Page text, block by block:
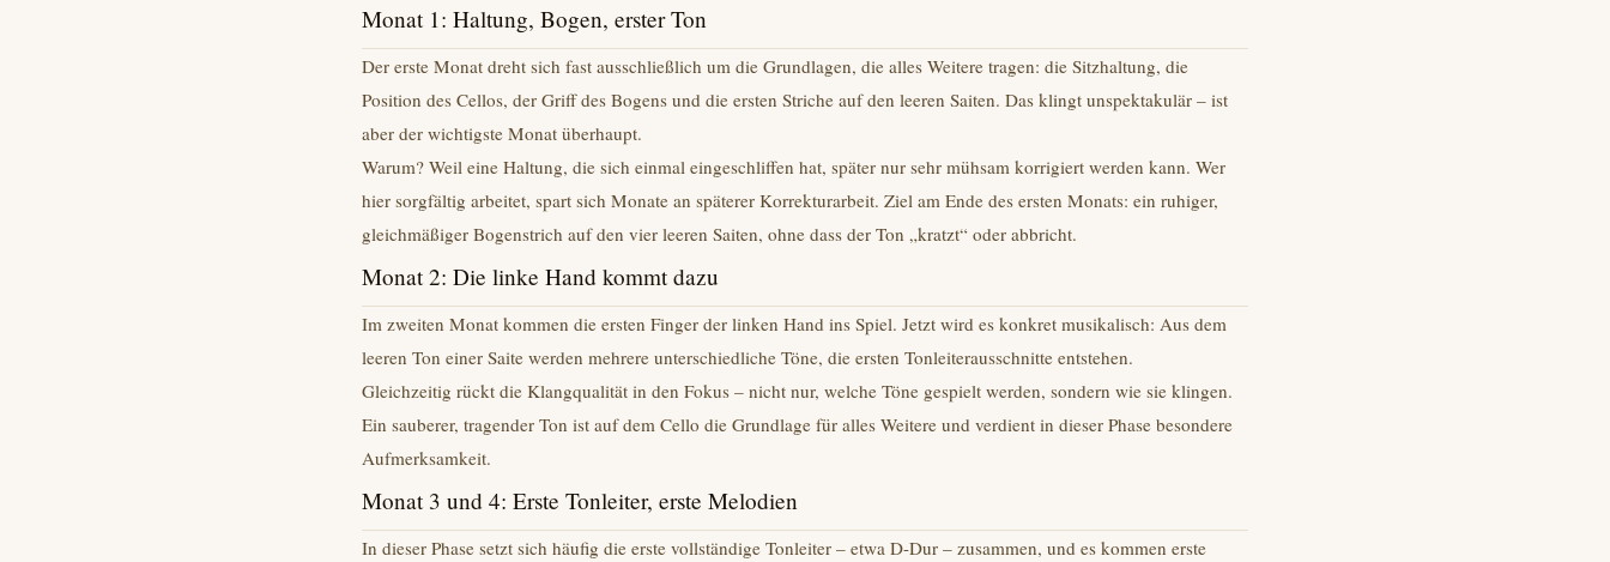
Monat 1: Haltung, Bogen, erster Ton
Der erste Monat dreht sich fast ausschließlich um die Grundlagen, die alles Weitere tragen: die Sitzhaltung, die
Position des Cellos, der Griff des Bogens und die ersten Striche auf den leeren Saiten. Das klingt unspektakulär – ist
aber der wichtigste Monat überhaupt.
Warum? Weil eine Haltung, die sich einmal eingeschliffen hat, später nur sehr mühsam korrigiert werden kann. Wer
hier sorgfältig arbeitet, spart sich Monate an späterer Korrekturarbeit. Ziel am Ende des ersten Monats: ein ruhiger,
gleichmäßiger Bogenstrich auf den vier leeren Saiten, ohne dass der Ton „kratzt“ oder abbricht.
Monat 2: Die linke Hand kommt dazu
Im zweiten Monat kommen die ersten Finger der linken Hand ins Spiel. Jetzt wird es konkret musikalisch: Aus dem
leeren Ton einer Saite werden mehrere unterschiedliche Töne, die ersten Tonleiterausschnitte entstehen.
Gleichzeitig rückt die Klangqualität in den Fokus – nicht nur, welche Töne gespielt werden, sondern wie sie klingen.
Ein sauberer, tragender Ton ist auf dem Cello die Grundlage für alles Weitere und verdient in dieser Phase besondere
Aufmerksamkeit.
Monat 3 und 4: Erste Tonleiter, erste Melodien
In dieser Phase setzt sich häufig die erste vollständige Tonleiter – etwa D-Dur – zusammen, und es kommen erste